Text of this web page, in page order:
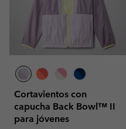
Cortavientos con
capucha Back Bowl™ II
para jóvenes